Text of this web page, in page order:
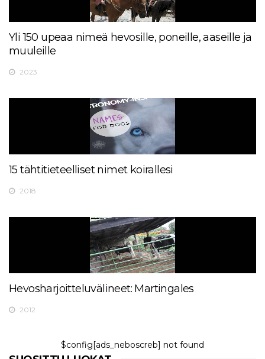
Yli 150 upeaa nimeä hevosille, poneille, aaseille ja
muuleille
2023
15 tähtitieteelliset nimet koirallesi
2018
Hevosharjoitteluvälineet: Martingales
2012
$config[ads_neboscreb] not found